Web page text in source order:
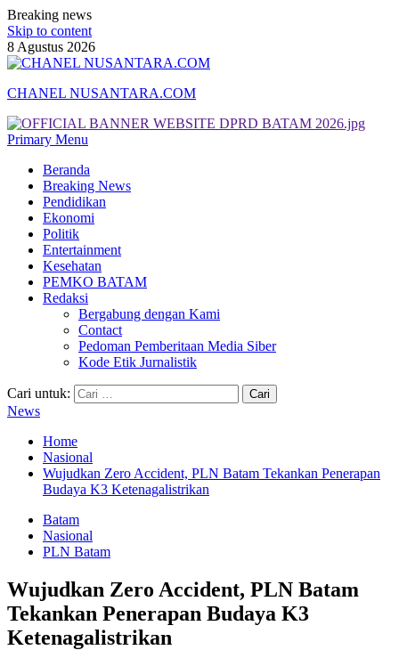
Breaking news
Skip to content
8 Agustus 2026
CHANEL NUSANTARA.COM
Primary Menu
Beranda
Breaking News
Pendidikan
Ekonomi
Politik
Entertainment
Kesehatan
PEMKO BATAM
Redaksi
Bergabung dengan Kami
Contact
Pedoman Pemberitaan Media Siber
Kode Etik Jurnalistik
Cari untuk:
News
Home
Nasional
Wujudkan Zero Accident, PLN Batam Tekankan Penerapan
Budaya K3 Ketenagalistrikan
Batam
Nasional
PLN Batam
Wujudkan Zero Accident, PLN Batam
Tekankan Penerapan Budaya K3
Ketenagalistrikan